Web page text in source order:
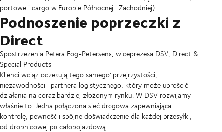
portowe i cargo w Europie Północnej i Zachodniej)
Podnoszenie poprzeczki z
Direct
Spostrzeżenia Petera Fog-Petersena, wiceprezesa DSV, Direct &
Special Products
Klienci wciąż oczekują tego samego: przejrzystości,
niezawodności i partnera logistycznego, który może uprościć
działania na coraz bardziej złożonym rynku. W DSV rozwijamy
właśnie to. Jedna połączona sieć drogowa zapewniająca
kontrolę, pewność i spójne doświadczenie dla każdej przesyłki,
od drobnicowej po całopojazdową.